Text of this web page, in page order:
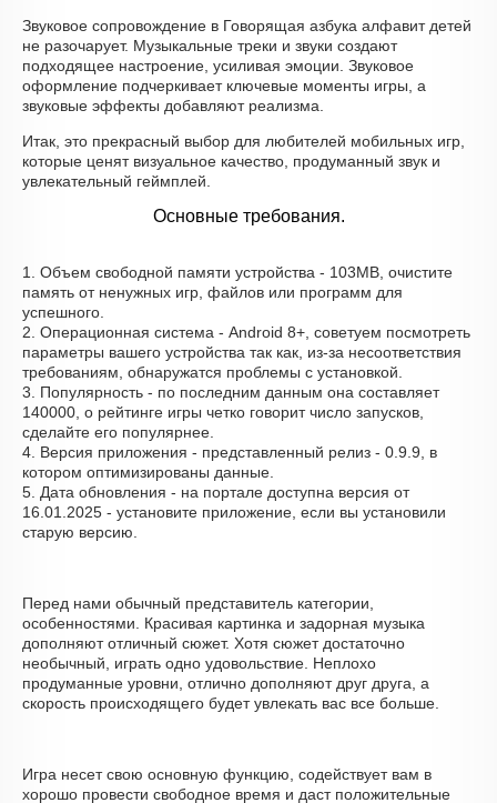
Звуковое сопровождение в Говорящая азбука алфавит детей
не разочарует. Музыкальные треки и звуки создают
подходящее настроение, усиливая эмоции. Звуковое
оформление подчеркивает ключевые моменты игры, а
звуковые эффекты добавляют реализма.
Итак, это прекрасный выбор для любителей мобильных игр,
которые ценят визуальное качество, продуманный звук и
увлекательный геймплей.
Основные требования.
1. Объем свободной памяти устройства - 103MB, очистите
память от ненужных игр, файлов или программ для
успешного.
2. Операционная система - Android 8+, советуем посмотреть
параметры вашего устройства так как, из-за несоответствия
требованиям, обнаружатся проблемы с установкой.
3. Популярность - по последним данным она составляет
140000, о рейтинге игры четко говорит число запусков,
сделайте его популярнее.
4. Версия приложения - представленный релиз - 0.9.9, в
котором оптимизированы данные.
5. Дата обновления - на портале доступна версия от
16.01.2025 - установите приложение, если вы установили
старую версию.
Перед нами обычный представитель категории,
особенностями. Красивая картинка и задорная музыка
дополняют отличный сюжет. Хотя сюжет достаточно
необычный, играть одно удовольствие. Неплохо
продуманные уровни, отлично дополняют друг друга, а
скорость происходящего будет увлекать вас все больше.
Игра несет свою основную функцию, содействует вам в
хорошо провести свободное время и даст положительные